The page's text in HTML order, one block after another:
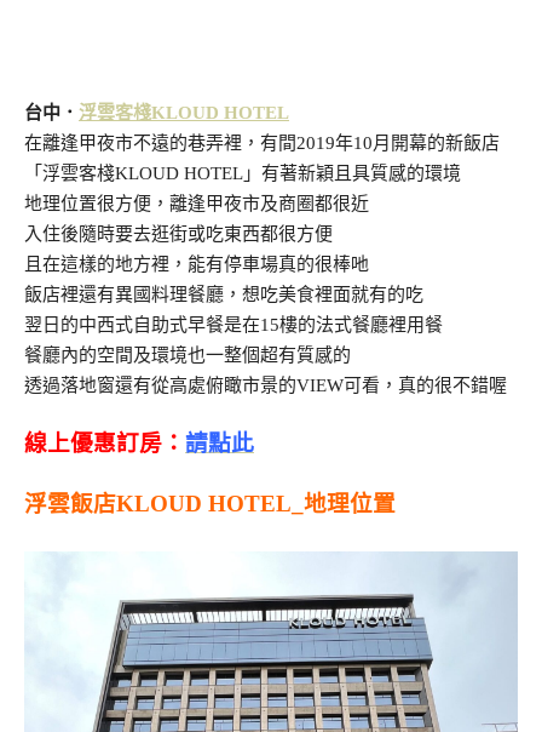
台中． 浮雲客棧KLOUD HOTEL
在離逢甲夜市不遠的巷弄裡，有間2019年10月開幕的新飯店
「浮雲客棧KLOUD HOTEL」有著新穎且具質感的環境
地理位置很方便，離逢甲夜市及商圈都很近
入住後隨時要去逛街或吃東西都很方便
且在這樣的地方裡，能有停車場真的很棒吔
飯店裡還有異國料理餐廳，想吃美食裡面就有的吃
翌日的中西式自助式早餐是在15樓的法式餐廳裡用餐
餐廳內的空間及環境也一整個超有質感的
透過落地窗還有從高處俯瞰市景的VIEW可看，真的很不錯喔
線上優惠訂房： 請點此
浮雲飯店KLOUD HOTEL_地理位置